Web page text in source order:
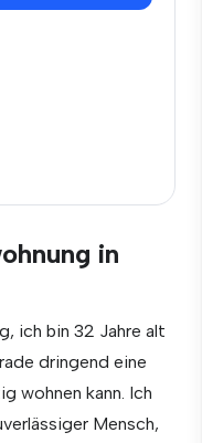
in
ich bin 32 Jahre alt
dringend eine
wohnen kann. Ich
Mensch,